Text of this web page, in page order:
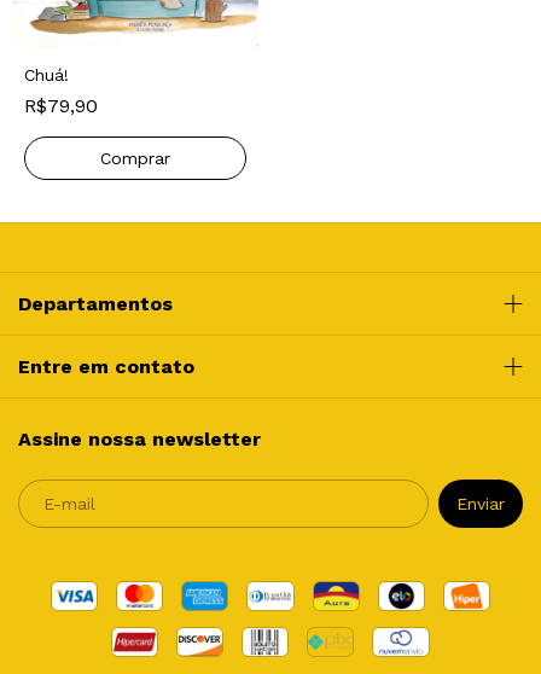
Chuá!
R$79,90
Departamentos
Entre em contato
Assine nossa newsletter